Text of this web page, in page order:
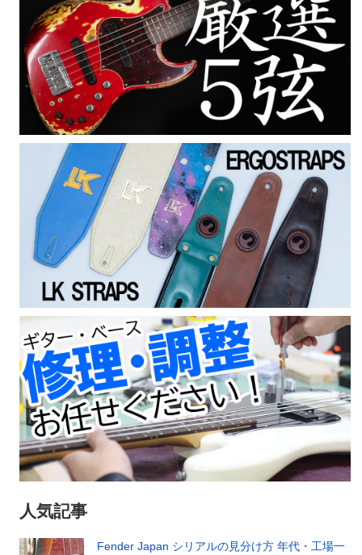
人気記事
Fender Japan シリアルの見分け方 年代・工場一